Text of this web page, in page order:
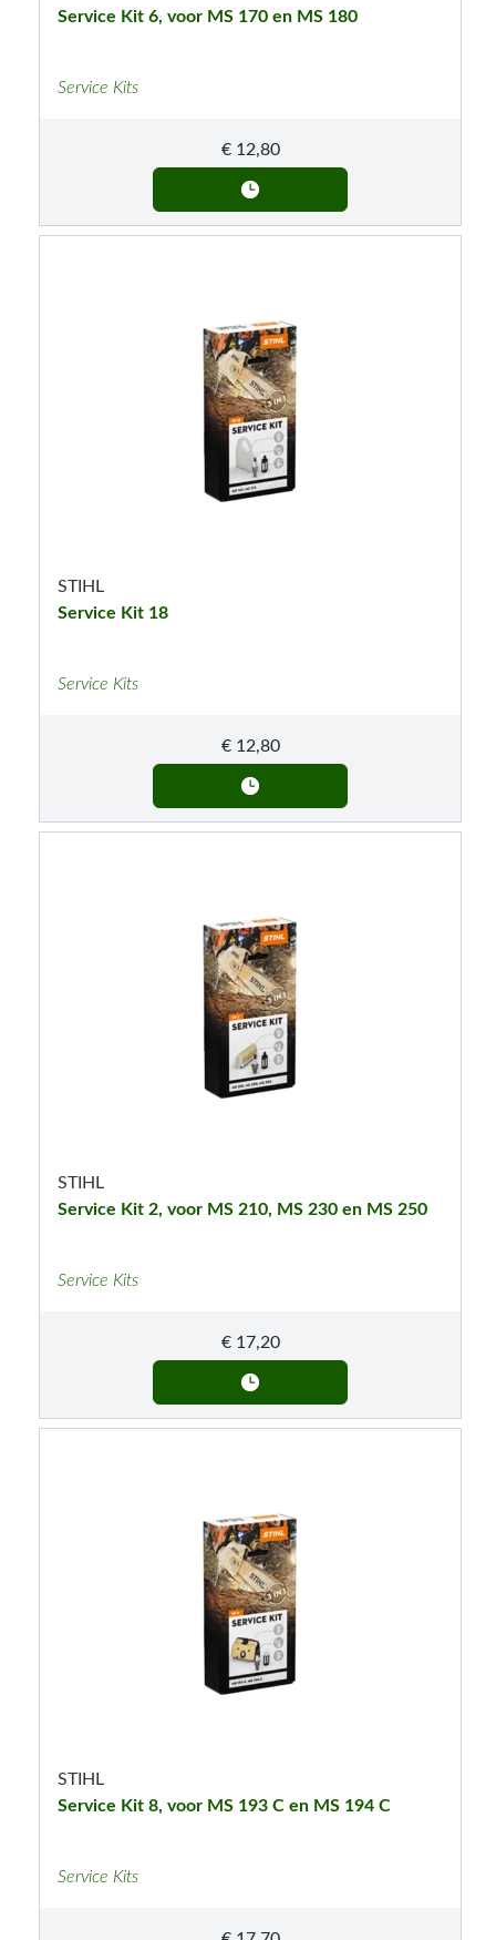
Service Kit 6, voor MS 170 en MS 180
Service Kits
€12,80
STIHL
Service Kit 18
Service Kits
€12,80
STIHL
Service Kit 2, voor MS 210, MS 230 en MS 250
Service Kits
€17,20
STIHL
Service Kit 8, voor MS 193 C en MS 194 C
Service Kits